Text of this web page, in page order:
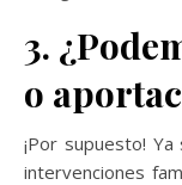
3.
o
¡Por supuesto!
intervenciones